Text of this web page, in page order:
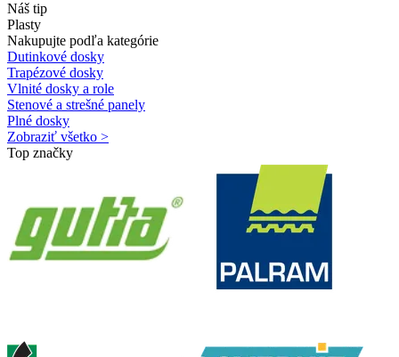
Náš tip
Plasty
Nakupujte podľa kategórie
Dutinkové dosky
Trapézové dosky
Vlnité dosky a role
Stenové a strešné panely
Plné dosky
Zobraziť všetko >
Top značky